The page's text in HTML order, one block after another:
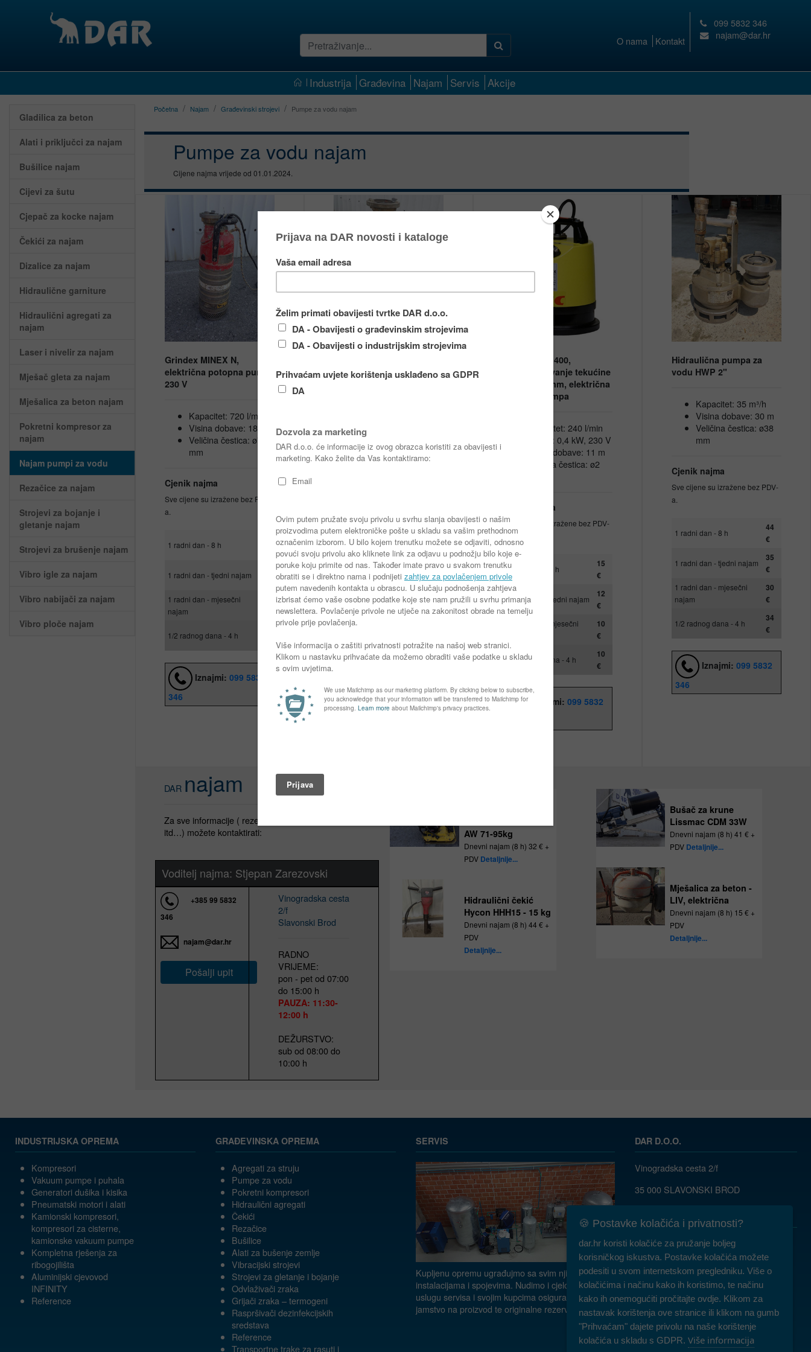
099 5832 346
najam@dar.hr
O nama Kontakt
Industrija Građevina Najam Servis Akcije
Gladilica za beton
Alati i priključci za najam
Bušilice najam
Cijevi za šutu
Cjepač za kocke najam
Čekići za najam
Dizalice za najam
Hidraulične garniture
Hidraulični agregati za
najam
Laser i nivelir za najam
Mješač gleta za najam
Mješalica za beton najam
Pokretni kompresor za
najam
Najam pumpi za vodu
Rezačice za najam
Strojevi za bojanje i
gletanje najam
Strojevi za brušenje najam
Vibro igle za najam
Vibro nabijači za najam
Vibro ploče najam
Početna Najam Građevinski strojevi Pumpe za vodu najam
Pumpe za vodu najam
Cijene najma vrijede od 01.01.2024.
Grindex MINEX N,
električna potopna pumpa
230 V
Kapacitet: 720 l/min
Visina dobave: 18 m
Veličina čestica: ø7,5
mm
Cjenik najma
Sve cijene su izražene bez PDV-
a.
1 radni dan - 8 h
1 radni dan - tjedni najam
1 radni dan - mjesečni
najam
1/2 radnog dana - 4 h
Iznajmi: 099 5832
346
električna potopna pumpa
400 V
Snaga: 4,4 kW
Visina dobave: 20 m
Veličina čestica: ø10
mm
Cjenik najma
Sve cijene su izražene bez PDV-
a.
1 radni dan - 8 h
49
€
1 radni dan - tjedni najam
40
€
najam
€
Iznajmi:099 5832
AFEC FLSR 400,
za ispumpavanje tekućine
do nivoa 2 mm, električna
potopna pumpa
Kapacitet: 240 l/min
Snaga: 0,4 kW, 230 V
Visina dobave: 11 m
Veličina čestica: ø2
Cjenik najma
Sve cijene su izražene bez PDV-
a.
1 radni dan - 8 h
15
€
1 radni dan - tjedni najam
12
€
1 radni dan - mjesečni
10
€
1/2 radnog dana - 4 h
10
€
Iznajmi: 099 5832
Hidraulična pumpa za
vodu HWP 2"
Kapacitet: 35 m³/h
Visina dobave: 30 m
Veličina čestica: ø38
mm
Cjenik najma
Sve cijene su izražene bez PDV-
a.
1 radni dan - 8 h
44
€
1 radni dan - tjedni najam
35
€
1 radni dan - mjesečni
najam
30
€
1/2 radnog dana - 4 h
34
€
Iznajmi: 099 5832
346
DAR najam
Za sve informacije ( rezervacija, provjeru dostupnosti
itd…) možete kontaktirati:
Voditelj najma: Stjepan Zarezovski
+385 99 5832
346
najam@dar.hr
Pošalji upit
Vinogradska cesta
2/f
Slavonski Brod
RADNO
VRIJEME:
pon - pet od 07:00
do 15:00 h
PAUZA: 11:30-
12:00 h
DEŽURSTVO:
sub od 08:00 do
10:00 h
AW 71-95kg
Dnevni najam (8 h) 32 € +
PDV Detaljnije...
Hidraulični čekić
Hycon HHH15 - 15 kg
Dnevni najam (8 h) 44 € +
PDV
Detaljnije...
Bušač za krune
Lissmac CDM 33W
Dnevni najam (8 h) 41 € +
PDV Detaljnije...
Mješalica za beton -
LIV, električna
Dnevni najam (8 h) 15 € +
PDV
Detaljnije...
INDUSTRIJSKA OPREMA
Kompresori
Vakuum pumpe i puhala
Generatori dušika i kisika
Pneumatski motori i alati
Kamionski kompresori,
kompresori za cisterne,
kamionske vakuum pumpe
Kompletna rješenja za
ribogojilišta
Aluminijski cjevovod
INFINITY
Reference
GRAĐEVINSKA OPREMA
Agregati za struju
Pumpe za vodu
Pokretni kompresori
Hidraulični agregati
Čekići
Rezačice
Bušilice
Alati za bušenje zemlje
Vibracijski strojevi
Strojevi za gletanje i bojanje
Odvlaživači zraka
Grijači zraka – termogeni
Raspršivači dezinfekcijskih
sredstava
Reference
Transportne trake za rasuti i
SERVIS
Kupljenu opremu ugrađujmo sa svim njihovim
instalacijama i spojevima. Nudimo i cjelokupnu
uslugu servisa i svojim kupcima osiguravamo
jamstvo na proizvod te originalne rezervne dijelove.
DAR D.O.O.
Vinogradska cesta 2/f
35 000 SLAVONSKI BROD
Komercijala: PON-PET 07-15h
Servis: PON-PET 07-15h
Najam: PON-PET 07-15h, SUB 08-10h
🍪 Postavke kolačića i privatnosti?
dar.hr koristi kolačiće za pružanje boljeg
korisničkog iskustva. Postavke kolačića možete
podesiti u svom internetskom pregledniku. Više o
kolačićima i načinu kako ih koristimo, te načinu
kako ih onemogućiti pročitajte ovdje. Klikom za
nastavak korištenja ove stranice ili klikom na gumb
"Prihvaćam" dajete privolu na naše korištenje
kolačića u skladu s GDPR. Više informacija